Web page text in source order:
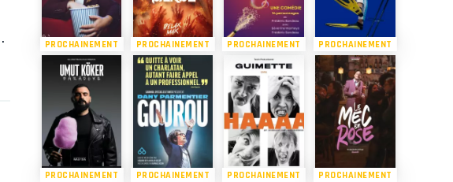
PROCHAINEMENT PROCHAINEMENT PROCHAINEMENT PROCHAINEMENT
PROCHAINEMENT PROCHAINEMENT PROCHAINEMENT PROCHAINEMENT